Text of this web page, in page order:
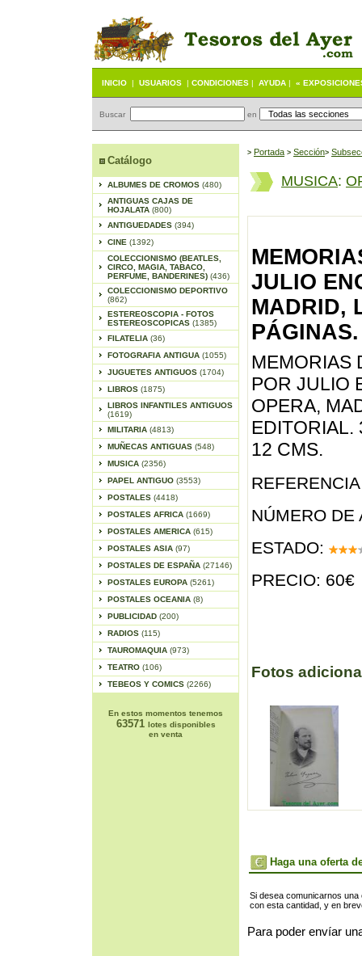
INICIO | USUARIOS | CONDICIONES | AYUDA | «
Buscar en
Catálogo
ALBUMES DE CROMOS (480)
ANTIGUAS CAJAS DE
HOJALATA (800)
ANTIGUEDADES (394)
CINE (1392)
COLECCIONISMO (BEATLES,
CIRCO, MAGIA, TABACO,
PERFUME, BANDERINES) (436)
COLECCIONISMO DEPORTIVO
(862)
ESTEREOSCOPIA - FOTOS
ESTEREOSCOPICAS (1385)
FILATELIA (36)
FOTOGRAFIA ANTIGUA (1055)
JUGUETES ANTIGUOS (1704)
LIBROS (1875)
LIBROS INFANTILES ANTIGUOS
(1619)
MILITARIA (4813)
MUÑECAS ANTIGUAS (548)
MUSICA (2356)
PAPEL ANTIGUO (3553)
POSTALES (4418)
POSTALES AFRICA (1669)
POSTALES AMERICA (615)
POSTALES ASIA (97)
POSTALES DE ESPAÑA (27146)
POSTALES EUROPA (5261)
POSTALES OCEANIA (8)
PUBLICIDAD (200)
RADIOS (115)
TAUROMAQUIA (973)
TEATRO (106)
TEBEOS Y COMICS (2266)
En estos momentos tenemos
63571 lotes disponibles
en venta
> Portada > Sección>
MUSICA:
JULIO
MADRID,
MEMORIAS
POR JULIO
OPERA,
EDITORIAL.
12 CMS.
NÚMERO DE
ESTADO:
PRECIO: 60€
Fotos
Haga una oferta
Si desea comunicarnos
con esta cantidad, y en
Para poder envíar